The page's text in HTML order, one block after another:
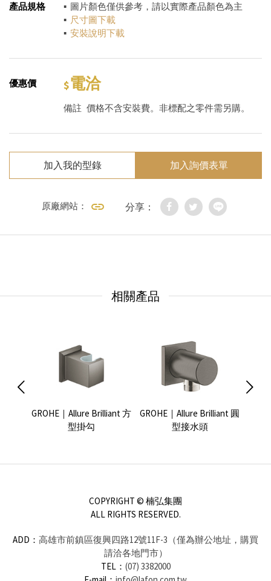
產品規格
▪ 圖片顏色僅供參考，請以實際產品顏色為主
▪ 尺寸圖下載
▪ 安裝說明下載
優惠價 電洽
備註 價格不含安裝費。非標配之零件需另購。
加入我的型錄 加入詢價表單
原廠網站： 分享：
相關產品
GROHE｜Allure Brilliant 方
型掛勾
GROHE｜Allure Brilliant 圓
型接水頭
COPYRIGHT © 楠弘集團
ALL RIGHTS RESERVED.
ADD： 高雄市前鎮區復興四路12號11F-3（僅為辦公地址，購買
請洽各地門市）
TEL： (07) 3382000